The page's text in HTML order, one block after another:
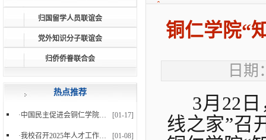
归国留学人员联谊会
党外知识分子联谊会
归侨侨眷联合会
热点推荐
[01-17]
·中国民主促进会铜仁学院支部委员会正式成立
[01-08]
·我校召开2025年人才工作暨党外知识分子台属归侨侨...
铜仁学院“
日期
3月22
线之家”召